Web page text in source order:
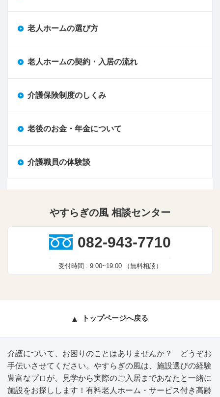
老人ホームの選び方
老人ホームの契約・入居の流れ
介護保険制度のしくみ
老後のお金・年金について
介護職員の体験談
やすらぎの風 相談センター
082-943-7710
受付時間 : 9:00~19:00（無料相談）
トップページへ戻る
介護について、お困りのことはありませんか？ どうぞお
手伝いさせてください。やすらぎの風は、施設選びの経験
豊富なプロが、見学から実際のご入居まであなたと一緒に
施設をお探しします！有料老人ホーム・サービス付き高齢